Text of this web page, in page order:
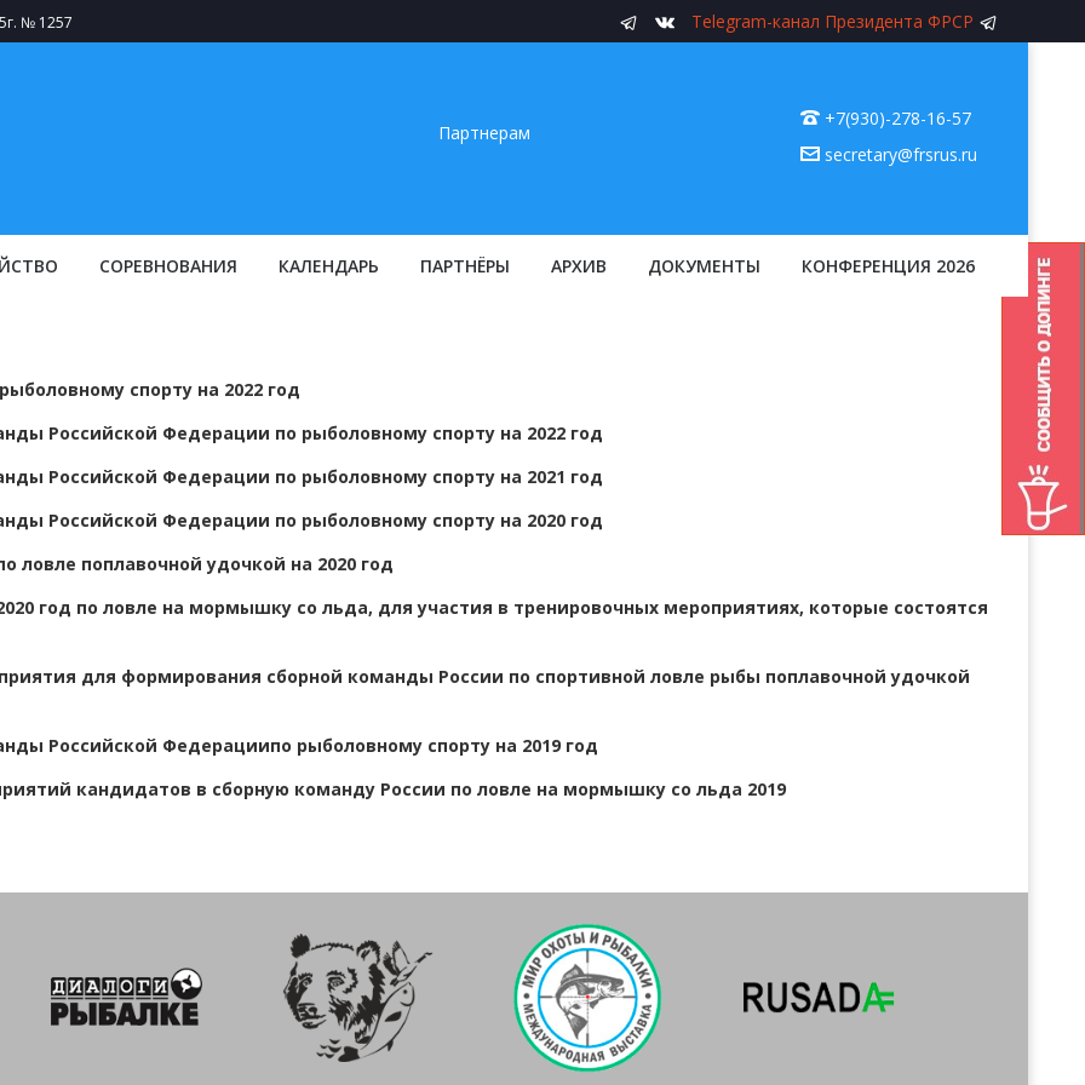
№ 1257 Telegram-канал Президента ФРСР
Партнерам
+7(930)-278-16-57
secretary@frsrus.ru
СОРЕВНОВАНИЯ КАЛЕНДАРЬ ПАРТНЁРЫ АРХИВ ДОКУМЕНТЫ КОНФЕРЕНЦИЯ 2026
спорту на 2022 год
Российской Федерации по рыболовному спорту на 2022 год
Российской Федерации по рыболовному спорту на 2021 год
Российской Федерации по рыболовному спорту на 2020 год
ловле поплавочной удочкой на 2020 год
год по ловле на мормышку со льда, для участия в тренировочных мероприятиях, которые состоятся
для формирования сборной команды России по спортивной ловле рыбы поплавочной удочкой
Российской Федерациипо рыболовному спорту на 2019 год
кандидатов в сборную команду России по ловле на мормышку со льда 2019